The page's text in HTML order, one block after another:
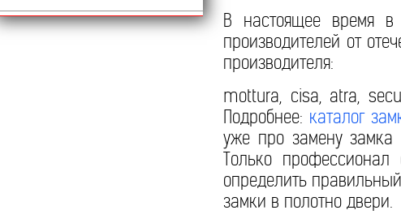
В настоящее время в
производителей от
производителя:
mottura, cisa, atra,
Подробнее: каталог
уже про замену замка
Только
определить
замки в полотно двери.